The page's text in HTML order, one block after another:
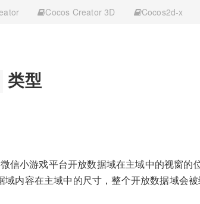
Cocos Creator 3D Cocos2d-x
类型
信小游戏平台开放数据域在主域中的视窗的位
内容在主域中的尺寸，整个开放数据域会